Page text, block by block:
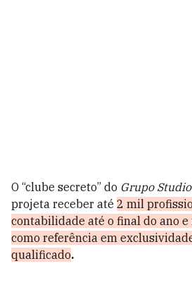
O “clube secreto” do Grupo Studio
projeta receber até 2 mil
contabilidade até o final do ano
como referência em
qualificado.